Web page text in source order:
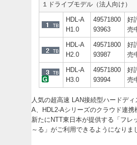
１ドライブモデル（法人向け）
HDL-A
H1.0
49571800
93963
好
売
HDL-A
H2.0
49571800
93987
好
売
HDL-A
H3.0
49571800
93994
好
売
人気の超高速 LAN接続型ハードディ
A、HDL2-Aシリーズのクラウド連携
新たにNTT東日本が提供する「フレ
～る」がご利用できるようになりま